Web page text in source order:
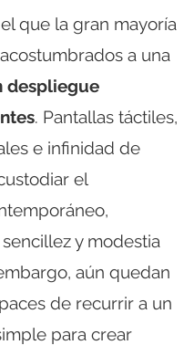
que la gran mayoría
a una
despliegue
. Pantallas táctiles,
e infinidad de
el
y modestia
aún quedan
de recurrir a un
para crear